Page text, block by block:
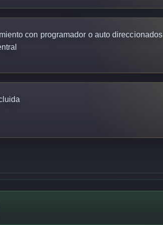
con programador o auto direccionados